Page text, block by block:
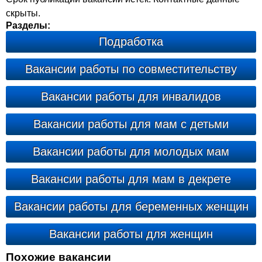
скрыты.
Разделы:
Подработка
Вакансии работы по совместительству
Вакансии работы для инвалидов
Вакансии работы для мам с детьми
Вакансии работы для молодых мам
Вакансии работы для мам в декрете
Вакансии работы для беременных женщин
Вакансии работы для женщин
Похожие вакансии